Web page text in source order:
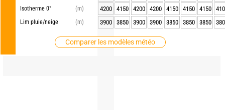
Isotherme 0°
(m)
Lim pluie/neige
(m)
Comparer les modèles météo
4200
4150 4200 4200 4150 4150 4150
3900
3850 3900 3900 3850 3850 3850